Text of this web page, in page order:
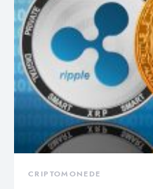
CRIPTOMONEDE